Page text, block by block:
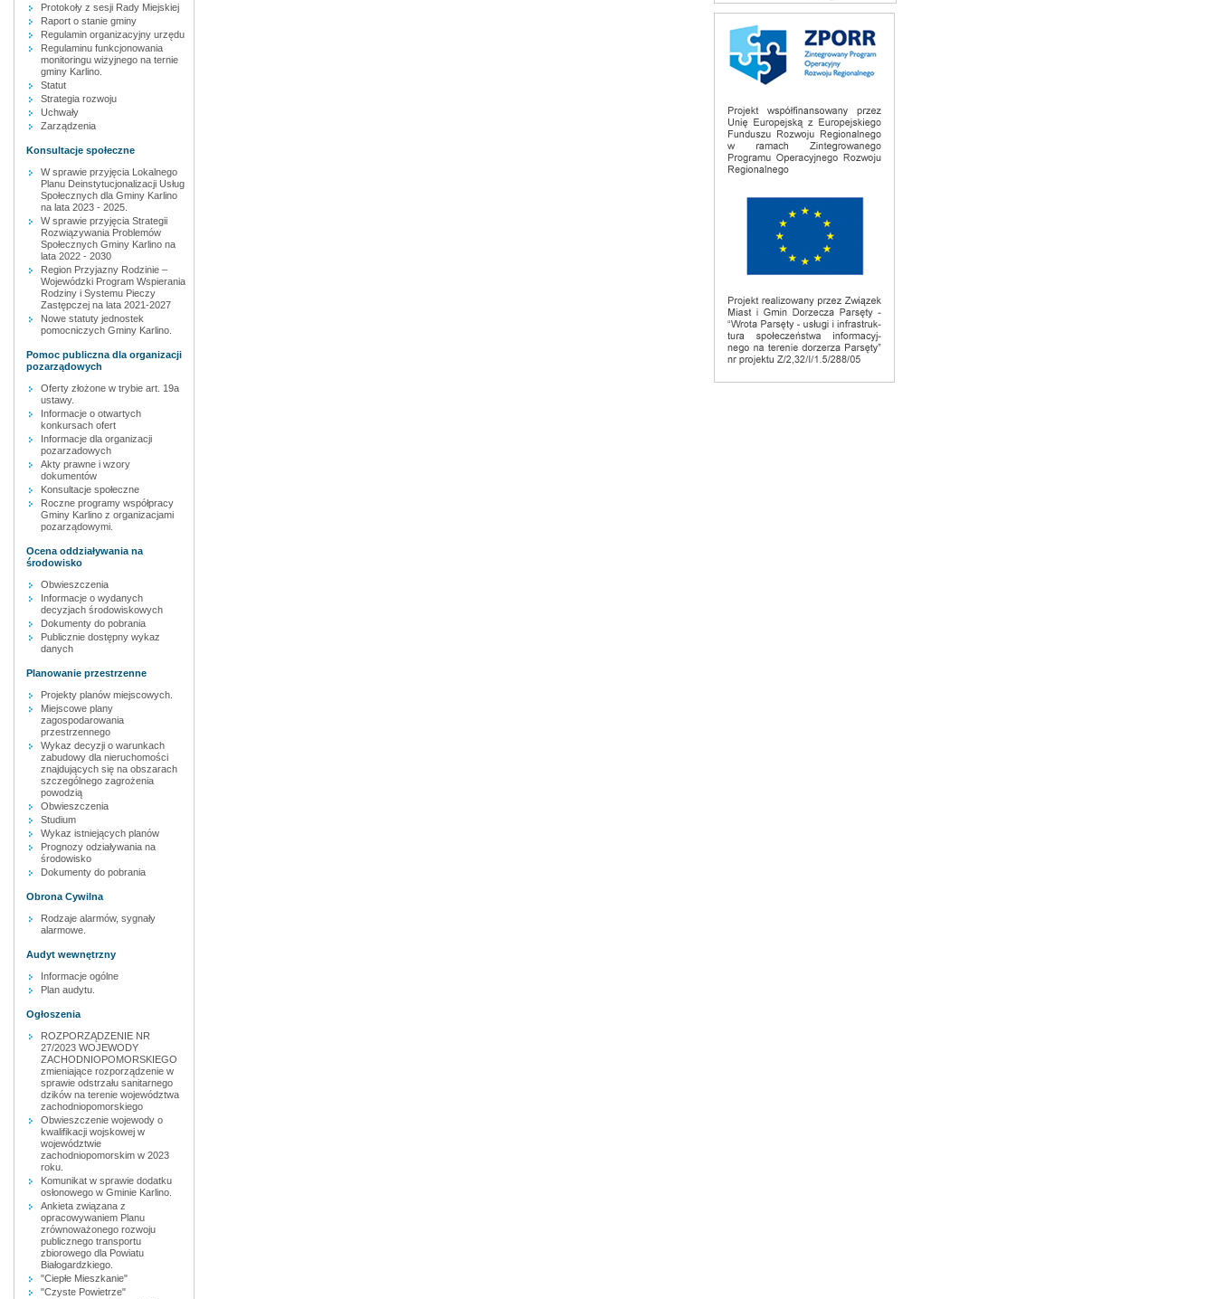
Protokoły z sesji Rady Miejskiej
Raport o stanie gminy
Regulamin organizacyjny urzędu
Regulaminu funkcjonowania
monitoringu wizyjnego na ternie
gminy Karlino.
Statut
Strategia rozwoju
Uchwały
Zarządzenia
Konsultacje społeczne
W sprawie przyjęcia Lokalnego
Planu Deinstytucjonalizacji Usług
Społecznych dla Gminy Karlino
na lata 2023 - 2025.
W sprawie przyjęcia Strategii
Rozwiązywania Problemów
Społecznych Gminy Karlino na
lata 2022 - 2030
Region Przyjazny Rodzinie –
Wojewódzki Program Wspierania
Rodziny i Systemu Pieczy
Zastępczej na lata 2021-2027
Nowe statuty jednostek
pomocniczych Gminy Karlino.
Pomoc publiczna dla organizacji
pozarządowych
Oferty złożone w trybie art. 19a
ustawy.
Informacje o otwartych
konkursach ofert
Informacje dla organizacji
pozarzadowych
Akty prawne i wzory
dokumentów
Konsultacje społeczne
Roczne programy współpracy
Gminy Karlino z organizacjami
pozarządowymi.
Ocena oddziaływania na
środowisko
Obwieszczenia
Informacje o wydanych
decyzjach środowiskowych
Dokumenty do pobrania
Publicznie dostępny wykaz
danych
Planowanie przestrzenne
Projekty planów miejscowych.
Miejscowe plany
zagospodarowania
przestrzennego
Wykaz decyzji o warunkach
zabudowy dla nieruchomości
znajdujących się na obszarach
szczególnego zagrożenia
powodzią
Obwieszczenia
Studium
Wykaz istniejących planów
Prognozy odziaływania na
środowisko
Dokumenty do pobrania
Obrona Cywilna
Rodzaje alarmów, sygnały
alarmowe.
Audyt wewnętrzny
Informacje ogólne
Plan audytu.
Ogłoszenia
ROZPORZĄDZENIE NR
27/2023 WOJEWODY
ZACHODNIOPOMORSKIEGO
zmieniające rozporządzenie w
sprawie odstrzału sanitarnego
dzików na terenie województwa
zachodniopomorskiego
Obwieszczenie wojewody o
kwalifikacji wojskowej w
województwie
zachodniopomorskim w 2023
roku.
Komunikat w sprawie dodatku
osłonowego w Gminie Karlino.
Ankieta związana z
opracowywaniem Planu
zrównoważonego rozwoju
publicznego transportu
zbiorowego dla Powiatu
Białogardzkiego.
"Ciepłe Mieszkanie"
"Czyste Powietrze"